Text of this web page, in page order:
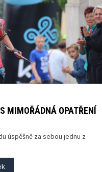
MIMOŘÁDNÁ OPATŘENÍ
úspěšně za sebou jednu z